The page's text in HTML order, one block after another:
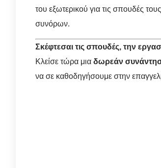
του εξωτερικού για τις σπουδές
συνόρων.
Σκέφτεσαι τις σπουδές, την
Κλείσε τώρα μια δωρεάν
να σε καθοδηγήσουμε στην